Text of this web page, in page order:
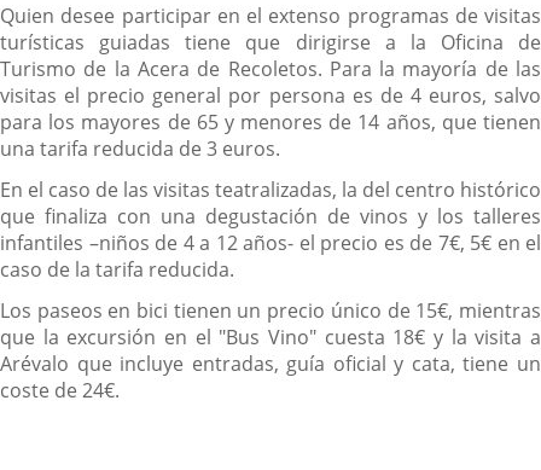
Quien desee participar en el extenso programas de visitas
turísticas guiadas tiene que dirigirse a la Oficina de
Turismo de la Acera de Recoletos. Para la mayoría de las
visitas el precio general por persona es de 4 euros, salvo
para los mayores de 65 y menores de 14 años, que tienen
una tarifa reducida de 3 euros.
En el caso de las visitas teatralizadas, la del centro histórico
que finaliza con una degustación de vinos y los talleres
infantiles –niños de 4 a 12 años- el precio es de 7€, 5€ en el
caso de la tarifa reducida.
Los paseos en bici tienen un precio único de 15€, mientras
que la excursión en el "Bus Vino" cuesta 18€ y la visita a
Arévalo que incluye entradas, guía oficial y cata, tiene un
coste de 24€.